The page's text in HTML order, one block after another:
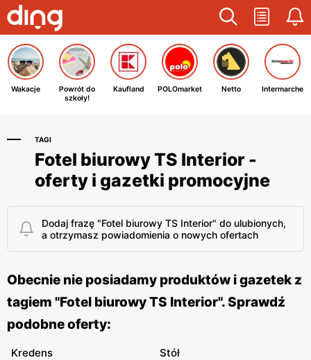
Wakacje
Powrót do
szkoły!
Kaufland POLOmarket Netto Intermarche
TAGI
Fotel biurowy TS Interior -
oferty i gazetki promocyjne
Dodaj frazę "Fotel biurowy TS Interior" do ulubionych,
a otrzymasz powiadomienia o nowych ofertach
Obecnie nie posiadamy produktów i gazetek z
tagiem "Fotel biurowy TS Interior". Sprawdź
podobne oferty:
Kredens
Stół